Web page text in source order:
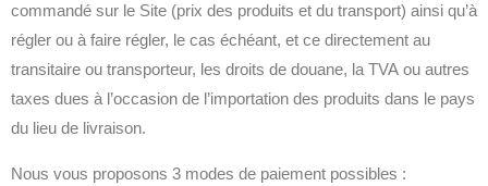
commandé sur le Site (prix des produits et du transport) ainsi qu’à
régler ou à faire régler, le cas échéant, et ce directement au
transitaire ou transporteur, les droits de douane, la TVA ou autres
taxes dues à l’occasion de l’importation des produits dans le pays
du lieu de livraison.
Nous vous proposons 3 modes de paiement possibles :